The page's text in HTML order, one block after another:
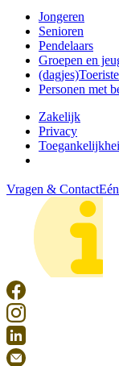
Jongeren
Senioren
Pendelaars
Groepen en
Personen met
Zakelijk
Privacy
Vragen & Contact